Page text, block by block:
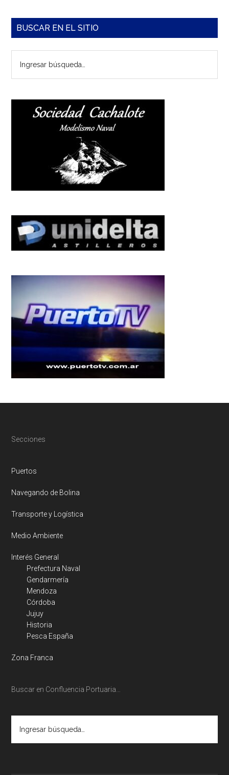
Barra
principal
BUSCAR EN EL SITIO
búsqueda…
Footer
Secciones
Puertos
Navegando de Bolina
Transporte y Logística
Medio Ambiente
Interés General
Prefectura Naval
Gendarmería
Mendoza
Córdoba
Jujuy
Historia
Pesca España
Zona Franca
Buscar en Confluencia Portuaria…
búsqueda…